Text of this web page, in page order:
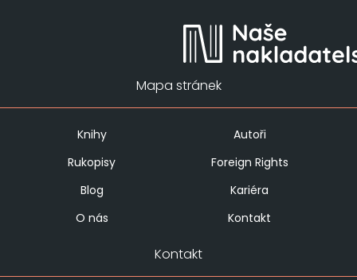
Mapa stránek
Knihy
Autoři
Rukopisy
Foreign Rights
Blog
Kariéra
O nás
Kontakt
Kontakt